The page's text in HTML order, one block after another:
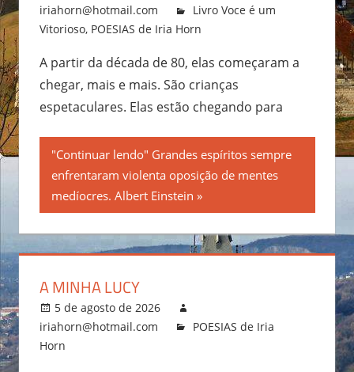
iriahorn@hotmail.com
Livro Voce é um
Vitorioso, POESIAS de Iria Horn
A partir da década de 80, elas começaram a
chegar, mais e mais. São crianças
espetaculares. Elas estão chegando para
"Continuar lendo" Grandes espíritos sempre
enfrentaram violenta oposição de mentes
medíocres. Albert Einstein
A MINHA LUCY
5 de agosto de 2026
iriahorn@hotmail.com
POESIAS de Iria
Horn